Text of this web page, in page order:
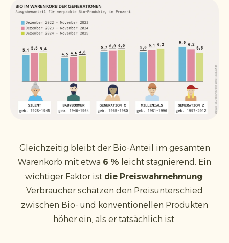
Gleichzeitig bleibt der Bio-Anteil im gesamten
Warenkorb mit etwa 6 % leicht stagnierend. Ein
wichtiger Faktor ist die Preiswahrnehmung:
Verbraucher schätzen den Preisunterschied
zwischen Bio- und konventionellen Produkten
höher ein, als er tatsächlich ist.